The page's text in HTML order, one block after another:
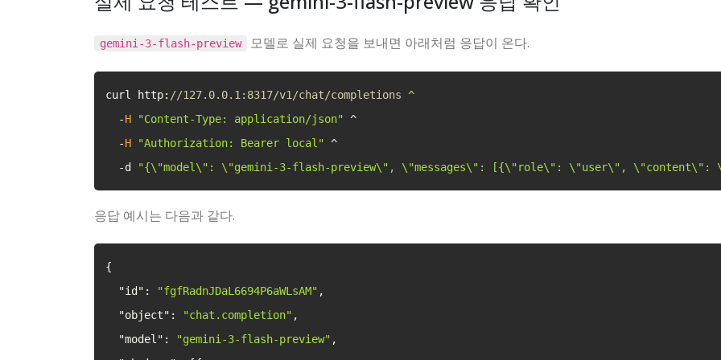
gemini-3-flash-preview 모델로 실제 요청을 보내면 아래처럼 응답이 온다.
curl http: //127.0.0.1:8317/v1/chat/completions ^
-H "Content-Type: application/json"
^
-H "Authorization: Bearer local"
^
-d "{\"model \" : \"gemini-3-flash-preview\" , \"messages\" : [{\" role\" : \"user\" , \"content\" :
응답 예시는 다음과 같다.
{
"id" : "fgfRadnJDaL6694P6aWLsAM" ,
"object" : "chat.completion" ,
"model" : "gemini-3-flash-preview" ,